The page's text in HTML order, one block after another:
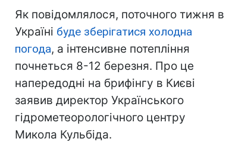
Як повідомлялося, поточного тижня в
Україні буде зберігатися холодна
погода, а інтенсивне потепління
почнеться 8-12 березня. Про це
напередодні на брифінгу в Києві
заявив директор Українського
гідрометеорологічного центру
Микола Кульбіда.